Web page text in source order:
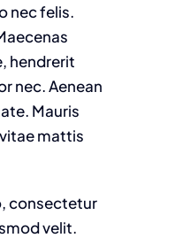
nec felis.
hendrerit
nec. Aenean
Mauris
mattis
consectetur
velit.